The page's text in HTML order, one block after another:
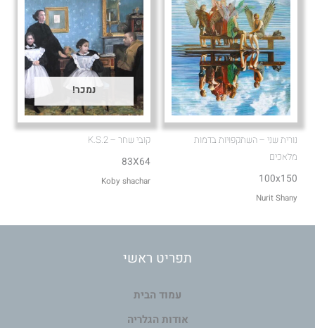
נורית שני – השתקפויות בדמות
מלאכים
100x150
Nurit Shany
נמכר!
קובי שחר – K.S.2
83X64
Koby shachar
תפריט ראשי
עמוד הבית
אודות הגלריה